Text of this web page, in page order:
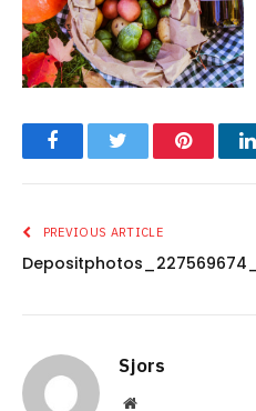
FacebookTwitter Pinterest
PREVIOUS ARTICLE
Sjors
Website